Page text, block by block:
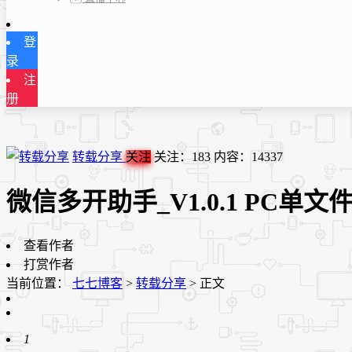
登
录
注
册
转载分享关注 关注： 183 内容： 14337
微信多开助手_V1.0.1 PC单文
查看作者
打赏作者
当前位置： 七七博客 > 转载分享 > 正文
1